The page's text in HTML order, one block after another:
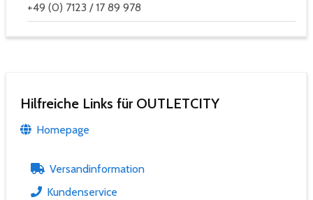
+49 (0) 7123 / 17 89 978
Hilfreiche Links für OUTLETCITY
Homepage
Versandinformation
Kundenservice